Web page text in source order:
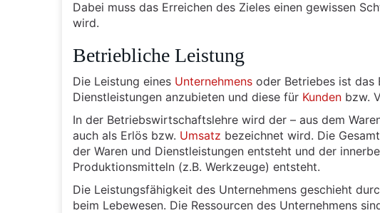
Dabei muss das Erreichen des Zieles einen gewissen
wird.
Betriebliche Leistung
Die Leistung eines Unternehmens oder Betriebes ist das
Dienstleistungen anzubieten und diese für Kunden bzw.
In der Betriebswirtschaftslehre wird der – aus dem
auch als Erlös bzw. Umsatz bezeichnet wird. Die
der Waren und Dienstleistungen entsteht und der
Produktionsmitteln (z.B. Werkzeuge) entsteht.
Die Leistungsfähigkeit des Unternehmens geschieht
beim Lebewesen. Die Ressourcen des Unternehmens